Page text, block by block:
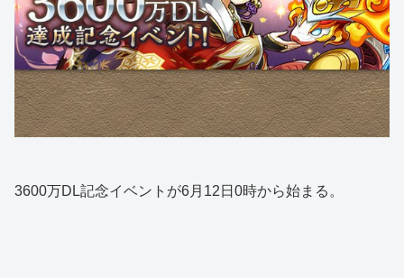
3600万DL記念イベントが6月12日0時から始まる。